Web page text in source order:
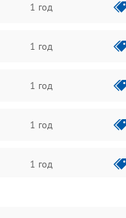
1 год
1 год
1 год
1 год
1 год